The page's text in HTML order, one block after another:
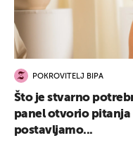
POKROVITELJ BIPA
Što je stvarno
panel otvorio pitanja
postavljamo...